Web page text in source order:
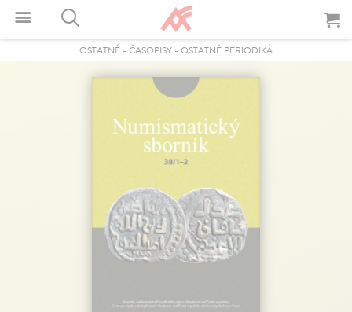
OSTATNÉ - ČASOPISY - OSTATNÉ PERIODIKÁ